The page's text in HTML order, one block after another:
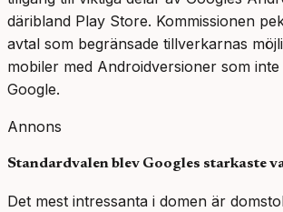
däribland Play Store. Kommissionen
avtal som begränsade tillverkarnas
mobiler med Androidversioner som
Google.
Annons
Standardvalen blev Googles starkaste
Det mest intressanta i domen är